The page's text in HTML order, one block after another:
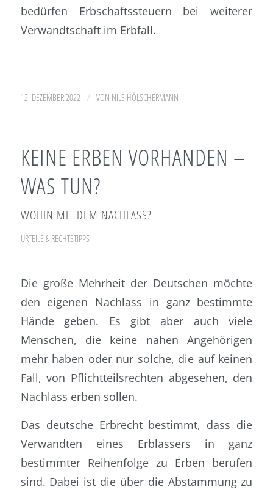
bedürfen Erbschaftssteuern bei weiterer
Verwandtschaft im Erbfall.
12. DEZEMBER 2022 / VON NILS HÖLSCHERMANN
KEINE ERBEN VORHANDEN –
WAS TUN?
WOHIN MIT DEM NACHLASS?
URTEILE & RECHTSTIPPS
Die große Mehrheit der Deutschen möchte
den eigenen Nachlass in ganz bestimmte
Hände geben. Es gibt aber auch viele
Menschen, die keine nahen Angehörigen
mehr haben oder nur solche, die auf keinen
Fall, von Pflichtteilsrechten abgesehen, den
Nachlass erben sollen.
Das deutsche Erbrecht bestimmt, dass die
Verwandten eines Erblassers in ganz
bestimmter Reihenfolge zu Erben berufen
sind. Dabei ist die über die Abstammung zu